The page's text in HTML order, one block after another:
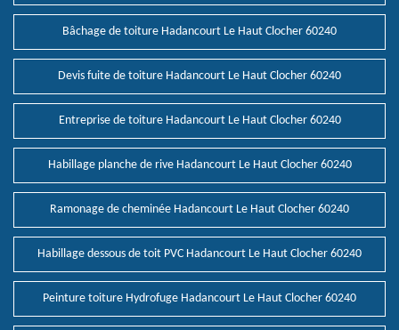
Bâchage de toiture Hadancourt Le Haut Clocher 60240
Devis fuite de toiture Hadancourt Le Haut Clocher 60240
Entreprise de toiture Hadancourt Le Haut Clocher 60240
Habillage planche de rive Hadancourt Le Haut Clocher 60240
Ramonage de cheminée Hadancourt Le Haut Clocher 60240
Habillage dessous de toit PVC Hadancourt Le Haut Clocher 60240
Peinture toiture Hydrofuge Hadancourt Le Haut Clocher 60240